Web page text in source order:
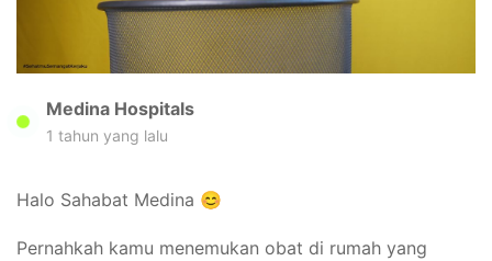
Medina Hospitals
1 tahun yang lalu
Halo Sahabat Medina 😊
Pernahkah kamu menemukan obat di rumah yang